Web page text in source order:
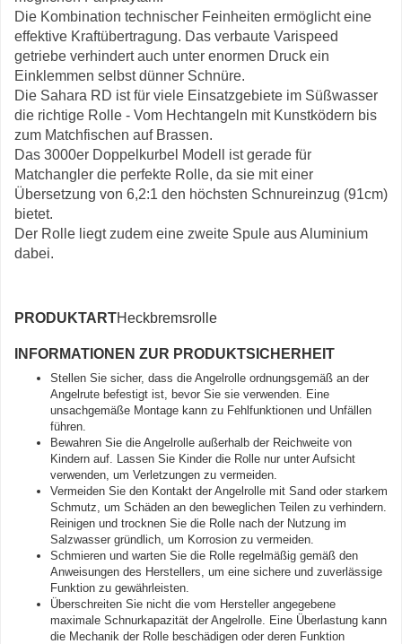
Die Kombination technischer Feinheiten ermöglicht eine
effektive Kraftübertragung. Das verbaute Varispeed
getriebe verhindert auch unter enormen Druck ein
Einklemmen selbst dünner Schnüre.
Die Sahara RD ist für viele Einsatzgebiete im Süßwasser
die richtige Rolle - Vom Hechtangeln mit Kunstködern bis
zum Matchfischen auf Brassen.
Das 3000er Doppelkurbel Modell ist gerade für
Matchangler die perfekte Rolle, da sie mit einer
Übersetzung von 6,2:1 den höchsten Schnureinzug (91cm)
bietet.
Der Rolle liegt zudem eine zweite Spule aus Aluminium
dabei.
PRODUKTARTHeckbremsrolle
INFORMATIONEN ZUR PRODUKTSICHERHEIT
Stellen Sie sicher, dass die Angelrolle ordnungsgemäß an der
Angelrute befestigt ist, bevor Sie sie verwenden. Eine
unsachgemäße Montage kann zu Fehlfunktionen und Unfällen
führen.
Bewahren Sie die Angelrolle außerhalb der Reichweite von
Kindern auf. Lassen Sie Kinder die Rolle nur unter Aufsicht
verwenden, um Verletzungen zu vermeiden.
Vermeiden Sie den Kontakt der Angelrolle mit Sand oder starkem
Schmutz, um Schäden an den beweglichen Teilen zu verhindern.
Reinigen und trocknen Sie die Rolle nach der Nutzung im
Salzwasser gründlich, um Korrosion zu vermeiden.
Schmieren und warten Sie die Rolle regelmäßig gemäß den
Anweisungen des Herstellers, um eine sichere und zuverlässige
Funktion zu gewährleisten.
Überschreiten Sie nicht die vom Hersteller angegebene
maximale Schnurkapazität der Angelrolle. Eine Überlastung kann
die Mechanik der Rolle beschädigen oder deren Funktion